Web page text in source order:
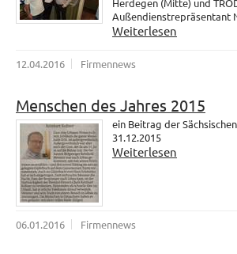
Herdegen (Mitte) und
Außendienstrepräsentant
Weiterlesen
12.04.2016 Firmennews
Menschen des Jahres 2015
ein Beitrag der
31.12.2015
Weiterlesen
06.01.2016 Firmennews